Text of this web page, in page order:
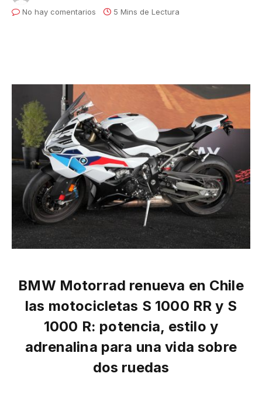
No hay comentarios
5 Mins de Lectura
BMW Motorrad renueva en Chile
las motocicletas S 1000 RR y S
1000 R: potencia, estilo y
adrenalina para una vida sobre
dos ruedas